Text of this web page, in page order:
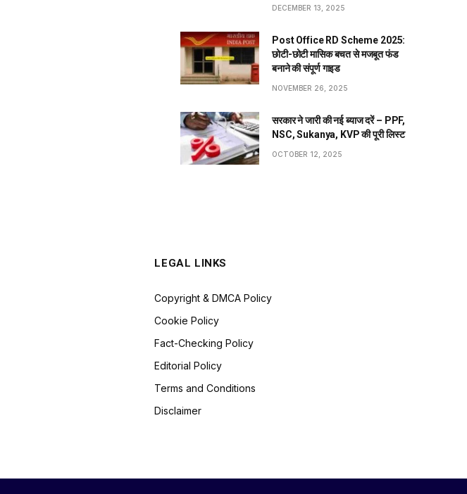
DECEMBER 13, 2025
Post Office RD Scheme 2025:
छोटी-छोटी मासिक बचत से मजबूत फंड
बनाने की संपूर्ण गाइड
NOVEMBER 26, 2025
सरकार ने जारी की नई ब्याज दरें – PPF,
NSC, Sukanya, KVP की पूरी लिस्ट
OCTOBER 12, 2025
LEGAL LINKS
Copyright & DMCA Policy
Cookie Policy
Fact-Checking Policy
Editorial Policy
Terms and Conditions
Disclaimer